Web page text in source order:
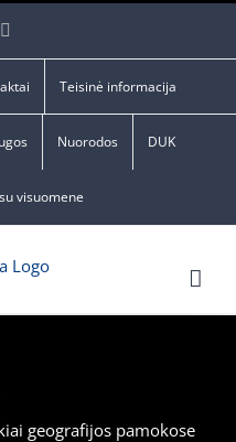
Teisinė informacija
Nuorodos DUK
visuomene
geografijos pamokose